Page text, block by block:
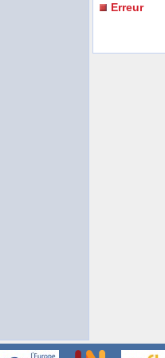
Erreur